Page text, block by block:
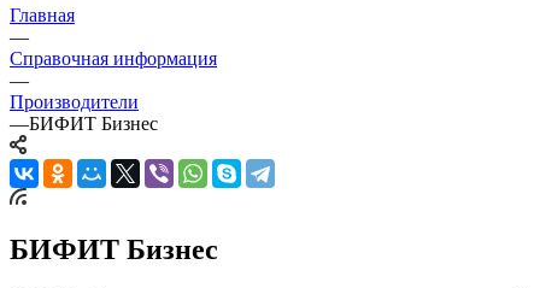
Главная
—
Справочная информация
—
Производители
—БИФИТ Бизнес
БИФИТ Бизнес